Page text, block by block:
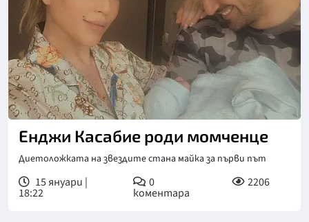
Енджи Касабие роди момченце
Диетоложката на звездите стана майка за първи път
15 януари |
18:22
0
коментара
2206